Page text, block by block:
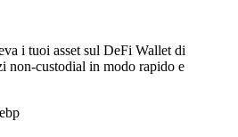
i tuoi asset sul DeFi Wallet di
non-custodial in modo rapido e